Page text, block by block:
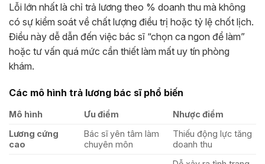
Lỗi lớn nhất là chỉ trả lương theo % doanh thu mà không
có sự kiểm soát về chất lượng điều trị hoặc tỷ lệ chốt lịch.
Điều này dễ dẫn đến việc bác sĩ “chọn ca ngon để làm”
hoặc tư vấn quá mức cần thiết làm mất uy tín phòng
khám.
Các mô hình trả lương bác sĩ phổ biến
Mô hình Ưu điểm
Nhược điểm
Lương cứng
cao
Bác sĩ yên tâm làm
chuyên môn
Thiếu động lực tăng
doanh thu